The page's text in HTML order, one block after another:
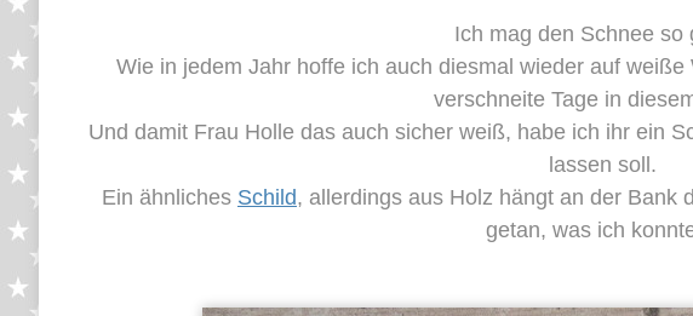
Ich mag den Schnee so
Wie in jedem Jahr hoffe ich auch diesmal wieder auf
verschneite Tage in
Und damit Frau Holle das auch sicher weiß, habe ich ihr ein
lassen soll.
Ein ähnliches Schild, allerdings aus Holz hängt an der Bank
getan, was ich